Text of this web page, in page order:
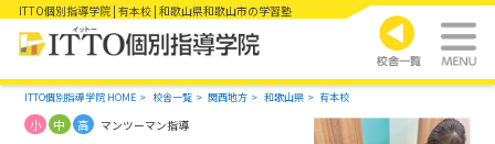
ITTO個別指導学院 | 有本校 | 和歌山県和歌山市の学習塾
ITTO個別指導学院 HOME 校舎一覧 関西地方 和歌山県 有本校
小 中 高 マンツーマン指導